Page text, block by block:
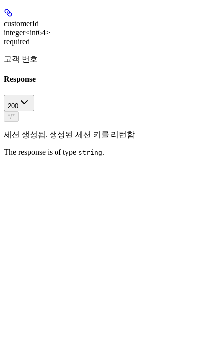
customerId
integer<int64>
required
고객 번호
Response
200
*/*
세션 생성됨. 생성된 세션 키를 리턴함
The response is of type string.